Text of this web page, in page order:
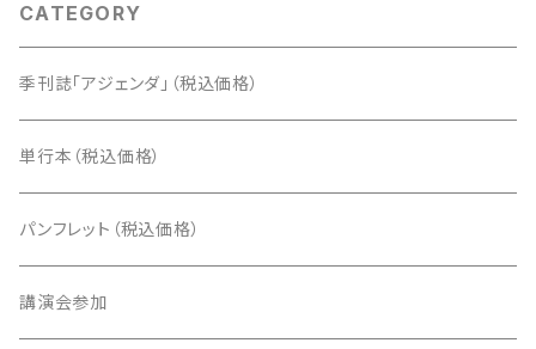
CATEGORY
季刊誌「アジェンダ」（税込価格）
単行本（税込価格）
パンフレット（税込価格）
講演会参加